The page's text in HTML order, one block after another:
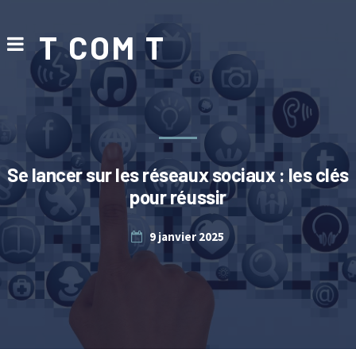
T COM T
Se lancer sur les réseaux sociaux : les clés
pour réussir
9 janvier 2025